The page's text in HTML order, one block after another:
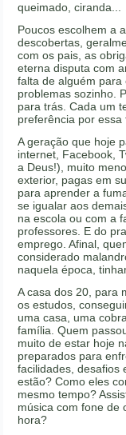
queimado, ciranda...
Poucos escolhem a
descobertas,
com os pais, as
eterna disputa com
falta de alguém
problemas sozinho.
para trás. Cada um
preferência por essa
A geração que hoje
internet, Facebook,
a Deus!), muito
exterior, pagas em
para aprender a
se igualar aos
na escola ou com a
professores. E do
emprego. Afinal,
considerado
naquela época,
A casa dos 20, para
os estudos,
uma casa, uma
família. Quem
muito de estar hoje
preparados para
facilidades, desafios
estão? Como eles
mesmo tempo?
música com fone de
hora?